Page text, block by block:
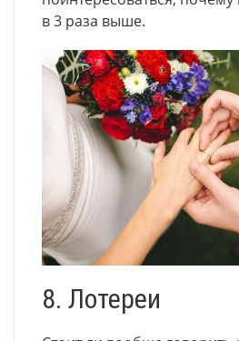
в 3 раза выше.
8. Лотереи